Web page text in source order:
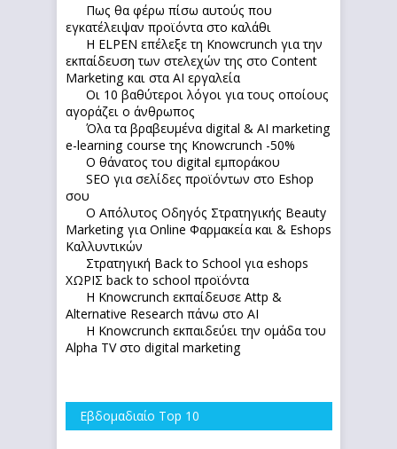
Πως θα φέρω πίσω αυτούς που
εγκατέλειψαν προϊόντα στο καλάθι
Η ELPEN επέλεξε τη Knowcrunch για την
εκπαίδευση των στελεχών της στο Content
Marketing και στα AI εργαλεία
Οι 10 βαθύτεροι λόγοι για τους οποίους
αγοράζει ο άνθρωπος
Όλα τα βραβευμένα digital & AI marketing
e-learning course της Knowcrunch -50%
Ο θάνατος του digital εμποράκου
SEO για σελίδες προϊόντων στο Eshop
σου
Ο Απόλυτoς Οδηγός Στρατηγικής Beauty
Marketing για Online Φαρμακεία και & Eshops
Καλλυντικών
Στρατηγική Back to School για eshops
ΧΩΡΙΣ back to school προϊόντα
Η Knowcrunch εκπαίδευσε Attp &
Alternative Research πάνω στο ΑΙ
Η Knowcrunch εκπαιδεύει την ομάδα του
Alpha TV στο digital marketing
Εβδομαδιαίο Top 10